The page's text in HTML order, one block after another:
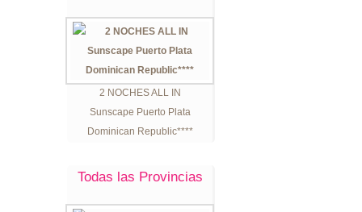
2 NOCHES ALL IN
Sunscape Puerto Plata
Dominican Republic****
Todas las Provincias